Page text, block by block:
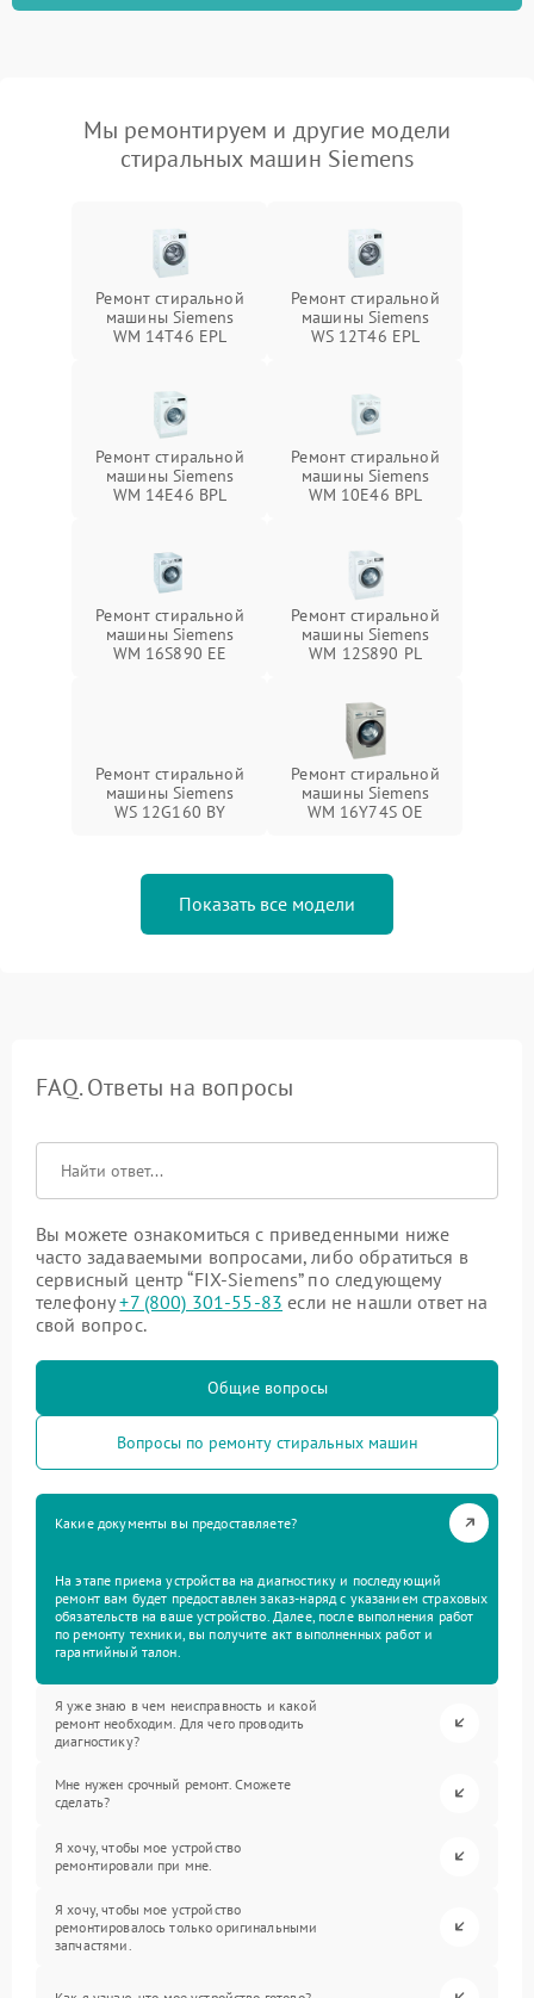
Мы ремонтируем и другие модели
стиральных машин Siemens
Ремонт стиральной
машины Siemens
WM 14T46 EPL
Ремонт стиральной
машины Siemens
WS 12T46 EPL
Ремонт стиральной
машины Siemens
WM 14E46 BPL
Ремонт стиральной
машины Siemens
WM 10E46 BPL
Ремонт стиральной
машины Siemens
WM 16S890 EE
Ремонт стиральной
машины Siemens
WM 12S890 PL
Ремонт стиральной
машины Siemens
WS 12G160 BY
Ремонт стиральной
машины Siemens
WM 16Y74S OE
Показать все модели
FAQ. Ответы на вопросы
Вы можете ознакомиться с приведенными ниже
часто задаваемыми вопросами, либо обратиться в
сервисный центр “FIX-Siemens” по следующему
телефону+7 (800) 301-55-83 если не нашли ответ на
свой вопрос.
Общие вопросы
Вопросы по ремонту стиральных машин
Какие документы вы предоставляете?
На этапе приема устройства на диагностику и последующий
ремонт вам будет предоставлен заказ-наряд с указанием страховых
обязательств на ваше устройство. Далее, после выполнения работ
по ремонту техники, вы получите акт выполненных работ и
гарантийный талон.
Я уже знаю в чем неисправность и какой
ремонт необходим. Для чего проводить
диагностику?
Мне нужен срочный ремонт. Сможете
сделать?
Я хочу, чтобы мое устройство
ремонтировали при мне.
Я хочу, чтобы мое устройство
ремонтировалось только оригинальными
запчастями.